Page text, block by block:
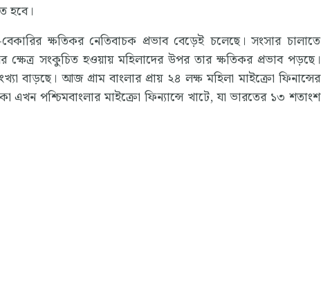
হবে।
ক্ষতিকর নেতিবাচক প্রভাব বেড়েই চলেছে। সংসার চালাতে
ক্ষেত্র সংকুচিত হওয়ায় মহিলাদের উপর তার ক্ষতিকর প্রভাব পড়ছে।
বাড়ছে। আজ গ্রাম বাংলার প্রায় ২৪ লক্ষ মহিলা মাইক্রো ফিনান্সের
পশ্চিমবাংলার মাইক্রো ফিন্যান্সে খাটে, যা ভারতের ১৩ শতাংশ